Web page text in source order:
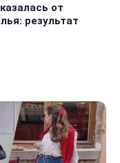
от
результат